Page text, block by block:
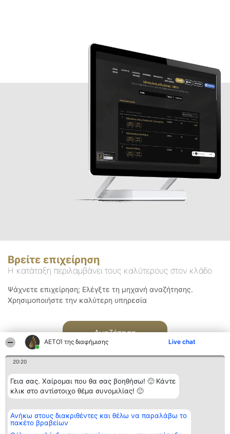
ΑΕΤΟΊ της διαφήμισης Live chat
20:20
Γεια σας. Χαίρομαι που θα σας βοηθήσω! 🙂 Κάντε
κλικ στο αντίστοιχο θέμα συνομιλίας! 🙂
Ανήκω στους διακριθέντες και θέλω να παραλάβω το
πακέτο βραβείων
Βρείτε επιχείρηση
Η κατάταξη περιλαμβάνει τους καλύτερους στον κλάδο
Ψάχνετε επιχείρηση; Ελέγξτε τη μηχανή αναζήτησης.
Χρησιμοποιήστε την καλύτερη υπηρεσία
Αναζήτηση
Διοργανωτής της
κατάταξης
BEAUTIFUL COMPANY
Κατάταξη
Διακριθέντες
των
Επικοινωνία
Επικοινωνία